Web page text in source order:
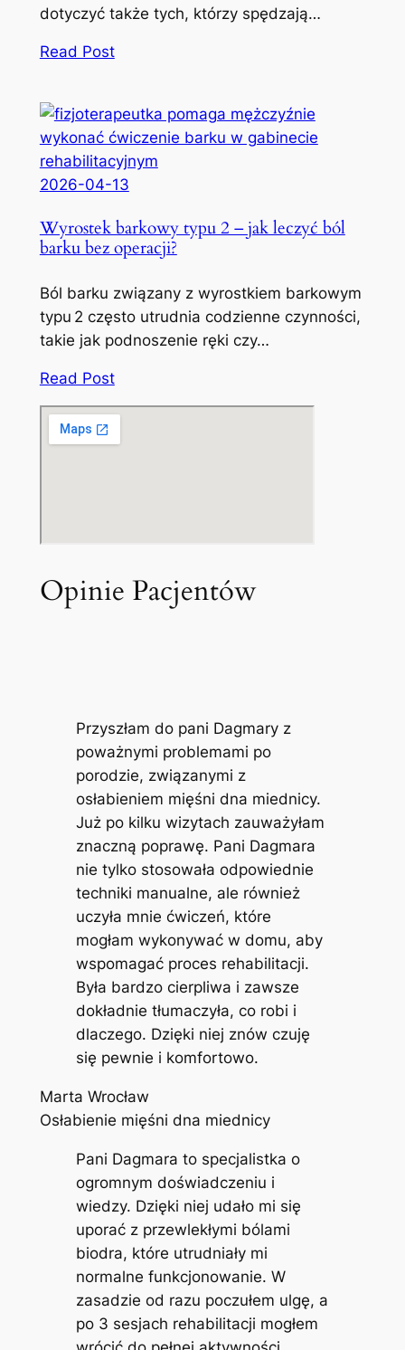
dotyczyć także tych, którzy spędzają…
Read Post
2026-04-13
Wyrostek barkowy typu 2 – jak leczyć ból
barku bez operacji?
Ból barku związany z wyrostkiem barkowym
typu 2 często utrudnia codzienne czynności,
takie jak podnoszenie ręki czy…
Read Post
Opinie Pacjentów
Przyszłam do pani Dagmary z
poważnymi problemami po
porodzie, związanymi z
osłabieniem mięśni dna miednicy.
Już po kilku wizytach zauważyłam
znaczną poprawę. Pani Dagmara
nie tylko stosowała odpowiednie
techniki manualne, ale również
uczyła mnie ćwiczeń, które
mogłam wykonywać w domu, aby
wspomagać proces rehabilitacji.
Była bardzo cierpliwa i zawsze
dokładnie tłumaczyła, co robi i
dlaczego. Dzięki niej znów czuję
się pewnie i komfortowo.
Marta Wrocław
Osłabienie mięśni dna miednicy
Pani Dagmara to specjalistka o
ogromnym doświadczeniu i
wiedzy. Dzięki niej udało mi się
uporać z przewlekłymi bólami
biodra, które utrudniały mi
normalne funkcjonowanie. W
zasadzie od razu poczułem ulgę, a
po 3 sesjach rehabilitacji mogłem